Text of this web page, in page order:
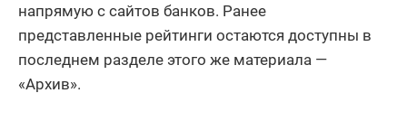
напрямую с сайтов банков. Ранее
представленные рейтинги остаются доступны в
последнем разделе этого же материала —
«Архив».